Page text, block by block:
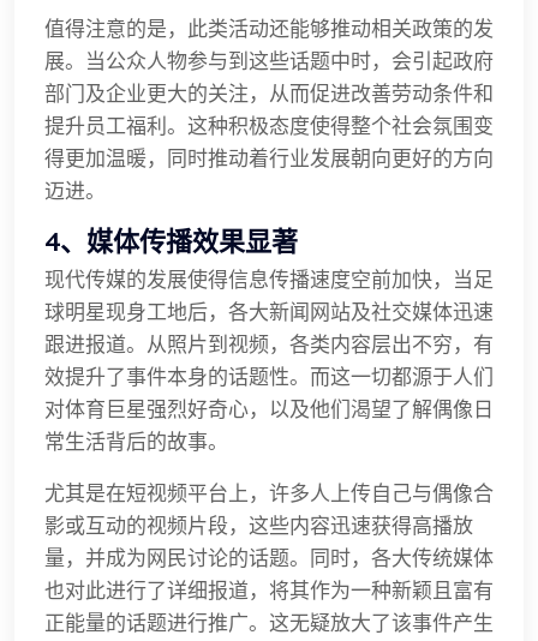
值得注意的是，此类活动还能够推动相关政策的发
展。当公众人物参与到这些话题中时，会引起政府
部门及企业更大的关注，从而促进改善劳动条件和
提升员工福利。这种积极态度使得整个社会氛围变
得更加温暖，同时推动着行业发展朝向更好的方向
迈进。
4、媒体传播效果显著
现代传媒的发展使得信息传播速度空前加快，当足
球明星现身工地后，各大新闻网站及社交媒体迅速
跟进报道。从照片到视频，各类内容层出不穷，有
效提升了事件本身的话题性。而这一切都源于人们
对体育巨星强烈好奇心，以及他们渴望了解偶像日
常生活背后的故事。
尤其是在短视频平台上，许多人上传自己与偶像合
影或互动的视频片段，这些内容迅速获得高播放
量，并成为网民讨论的话题。同时，各大传统媒体
也对此进行了详细报道，将其作为一种新颖且富有
正能量的话题进行推广。这无疑放大了该事件产生